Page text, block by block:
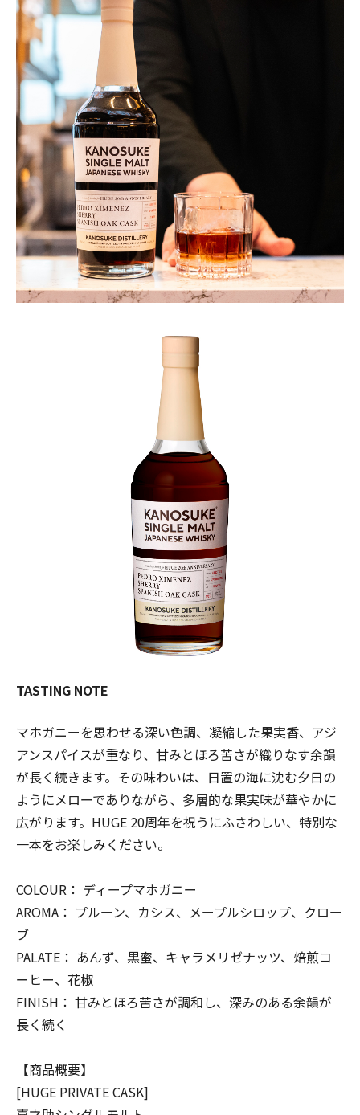
TASTING NOTE
マホガニーを思わせる深い色調、凝縮した果実香、アジ
アンスパイスが重なり、甘みとほろ苦さが織りなす余韻
が長く続きます。その味わいは、日置の海に沈む夕日の
ようにメローでありながら、多層的な果実味が華やかに
広がります。HUGE 20周年を祝うにふさわしい、特別な
一本をお楽しみください。
COLOUR： ディープマホガニー
AROMA： プルーン、カシス、メープルシロップ、クロー
ブ
PALATE： あんず、黒蜜、キャラメリゼナッツ、焙煎コ
ーヒー、花椒
FINISH： 甘みとほろ苦さが調和し、深みのある余韻が
長く続く
【商品概要】
[HUGE PRIVATE CASK]